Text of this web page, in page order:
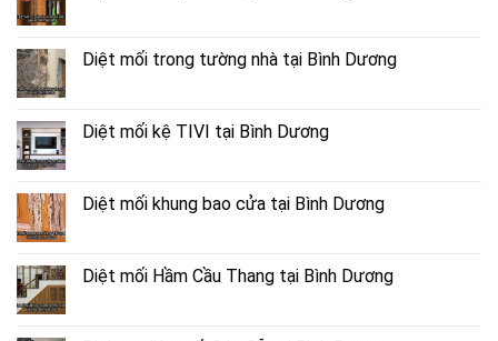
Diệt mối trong tường nhà tại Bình Dương
Diệt mối kệ TIVI tại Bình Dương
Diệt mối khung bao cửa tại Bình Dương
Diệt mối Hầm Cầu Thang tại Bình Dương